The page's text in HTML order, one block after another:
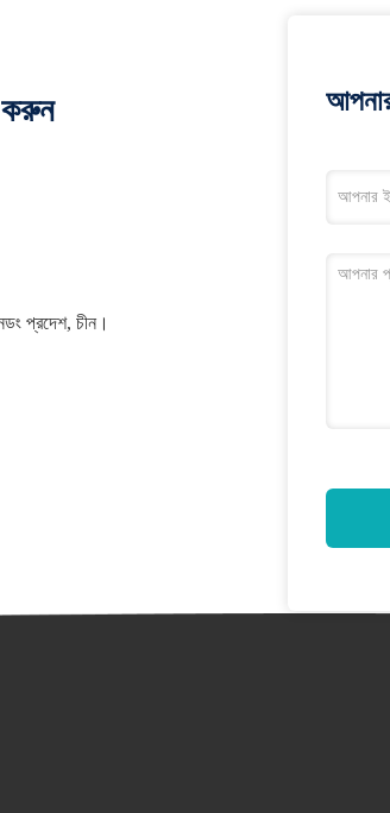
করুন
প্রদেশ, চীন।
আপনার